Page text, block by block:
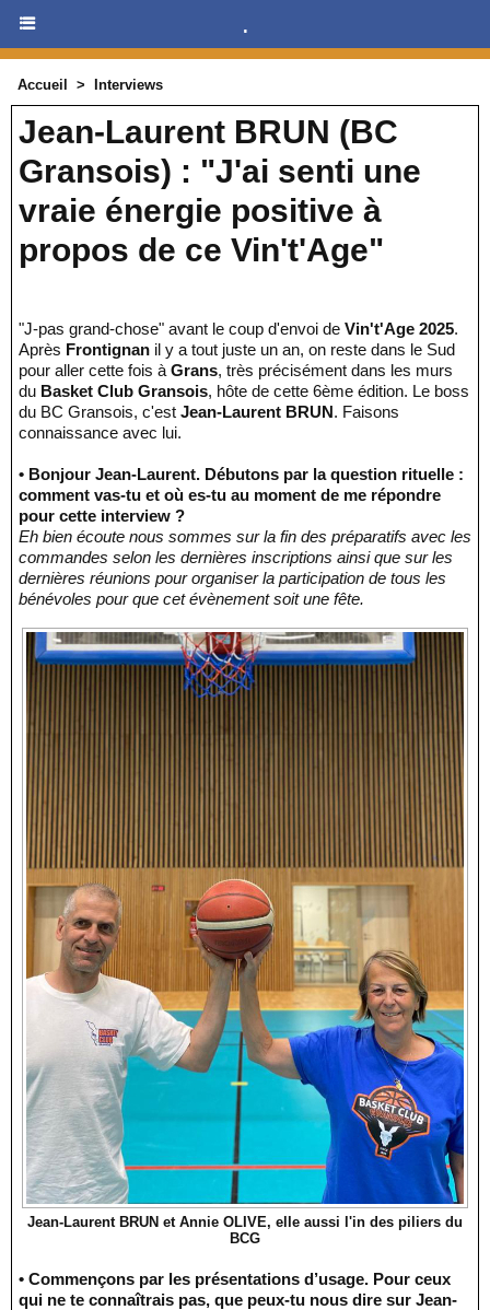
.
Accueil > Interviews
Jean-Laurent BRUN (BC
Gransois) : "J'ai senti une
vraie énergie positive à
propos de ce Vin't'Age"
"J-pas grand-chose" avant le coup d'envoi de Vin't'Age 2025.
Après Frontignan il y a tout juste un an, on reste dans le Sud
pour aller cette fois à Grans, très précisément dans les murs
du Basket Club Gransois, hôte de cette 6ème édition. Le boss
du BC Gransois, c'est Jean-Laurent BRUN. Faisons
connaissance avec lui.
• Bonjour Jean-Laurent. Débutons par la question rituelle :
comment vas-tu et où es-tu au moment de me répondre
pour cette interview ?
Eh bien écoute nous sommes sur la fin des préparatifs avec les
commandes selon les dernières inscriptions ainsi que sur les
dernières réunions pour organiser la participation de tous les
bénévoles pour que cet évènement soit une fête.
Jean-Laurent BRUN et Annie OLIVE, elle aussi l'in des piliers du
BCG
• Commençons par les présentations d’usage. Pour ceux
qui ne te connaîtrais pas, que peux-tu nous dire sur Jean-